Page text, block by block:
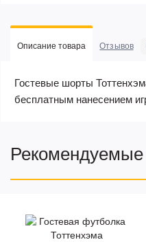
Описание товара Отзывов
Гостевые шорты
бесплатным нанесением